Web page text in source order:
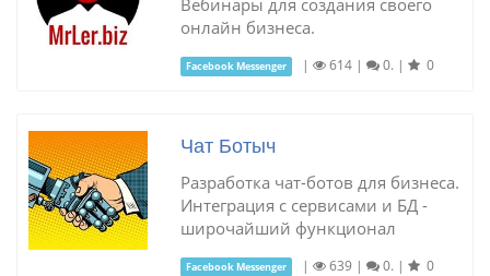
Вебинары для создания своего
онлайн бизнеса.
Facebook Messenger | 614 | 0. | 0
Чат Ботыч
Разработка чат-ботов для бизнеса.
Интеграция с сервисами и БД -
широчайший функционал
Facebook Messenger | 639 | 0. | 0